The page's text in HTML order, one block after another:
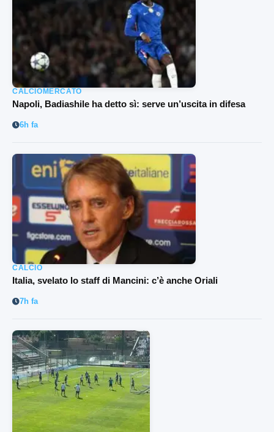
CALCIOMERCATO
Napoli, Badiashile ha detto sì: serve un’uscita in difesa
6h fa
CALCIO
Italia, svelato lo staff di Mancini: c’è anche Oriali
7h fa